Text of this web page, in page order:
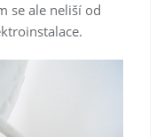
se ale neliší od